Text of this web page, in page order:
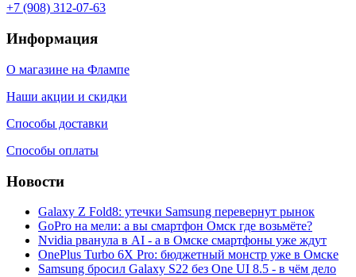
+7 (908) 312-07-63
Информация
О магазине на Флампе
Наши акции и скидки
Способы доставки
Способы оплаты
Новости
Galaxy Z Fold8: утечки Samsung перевернут рынок
GoPro на мели: а вы смартфон Омск где возьмёте?
Nvidia рванула в AI - а в Омске смартфоны уже ждут
OnePlus Turbo 6X Pro: бюджетный монстр уже в Омске
Samsung бросил Galaxy S22 без One UI 8.5 - в чём дело